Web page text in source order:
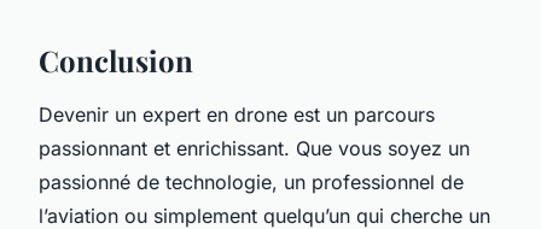
Conclusion
Devenir un expert en drone est un parcours
passionnant et enrichissant. Que vous soyez un
passionné de technologie, un professionnel de
l’aviation ou simplement quelqu’un qui cherche un